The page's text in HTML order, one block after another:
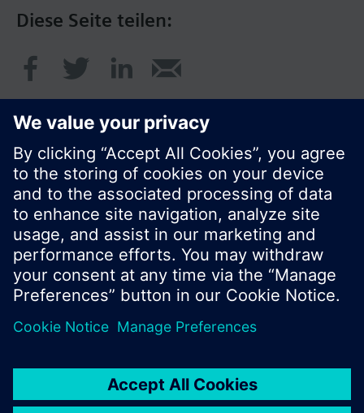
Diese Seite teilen:
© Siemens Schweiz AG 2020
Preise: unverbindliche Preisempfehlung ohne
MWSt in EUR
Nutzungsbedingungen